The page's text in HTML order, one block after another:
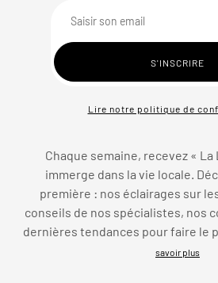
Lire notre politique de
Chaque semaine, recevez «
immerge dans la vie locale.
première : nos éclairages sur
conseils de nos spécialistes, nos
dernières tendances pour faire le
savoir plus